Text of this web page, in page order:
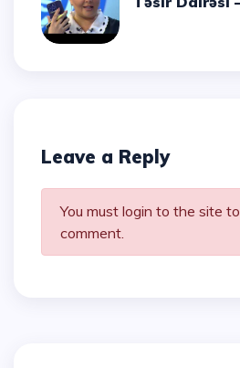
Leave a Reply
You must login to the site
comment.